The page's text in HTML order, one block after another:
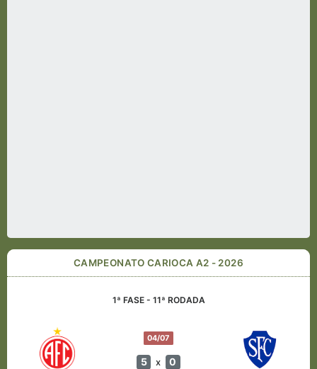
CAMPEONATO CARIOCA A2 - 2026
1ª FASE - 11ª RODADA
04/07
5 x 0